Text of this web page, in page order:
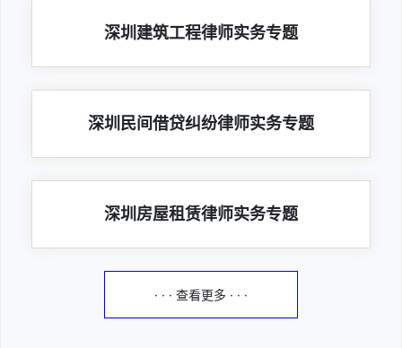
深圳建筑工程律师实务专题
深圳民间借贷纠纷律师实务专题
深圳房屋租赁律师实务专题
· · · 查看更多 · · ·